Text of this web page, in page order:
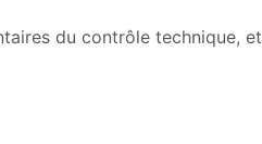
du contrôle technique, et